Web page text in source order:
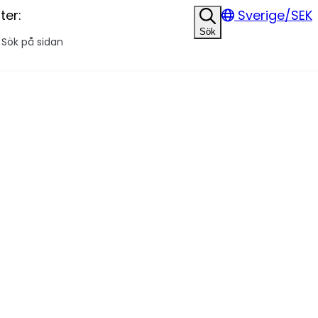
Sök
Sverige/SEK